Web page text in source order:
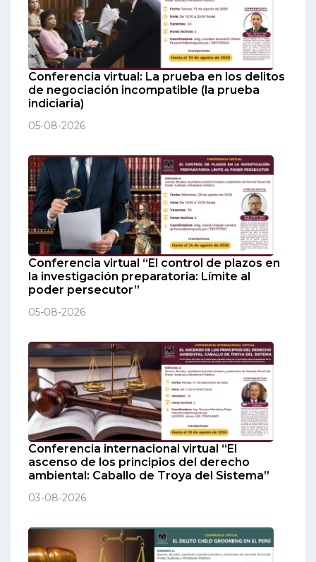
Conferencia virtual: La prueba en los delitos
de negociación incompatible (la prueba
indiciaria)
05-08-2026
Conferencia virtual “El control de plazos en
la investigación preparatoria: Límite al
poder persecutor”
05-08-2026
Conferencia internacional virtual “El
ascenso de los principios del derecho
ambiental: Caballo de Troya del Sistema”
03-08-2026